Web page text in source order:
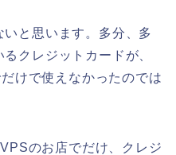
と思います。多分、多
クレジットカードが、
けで使えなかったのでは
のお店でだけ、クレジ